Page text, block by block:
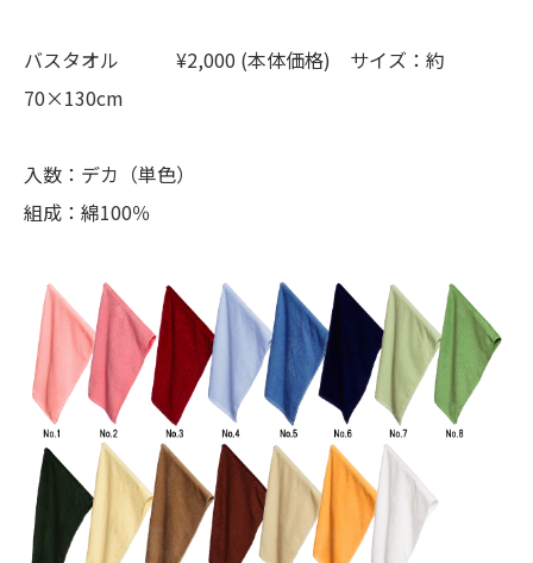
バスタオル ¥2,000 (本体価格) サイズ：約
70×130cm
入数：デカ（単色）
組成：綿100％